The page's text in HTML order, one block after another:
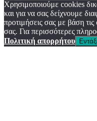
Χρησιμοποιούμε cookies
και για να σας δείχνουμε
προτιμήσεις σας με βάση
σας. Για περισσότερες
Πολιτική απορρήτου